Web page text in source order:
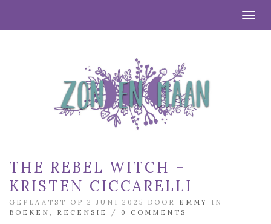
THE REBEL WITCH –
KRISTEN CICCARELLI
GEPLAATST OP 2 JUNI 2025 DOOR EMMY
IN
BOEKEN
RECENSIE / 0 COMMENTS